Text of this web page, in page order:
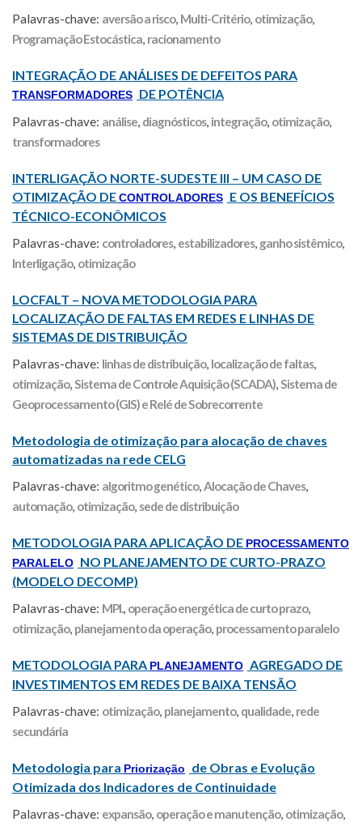
Palavras-chave: aversão a risco, Multi-Critério, otimização,
Programação Estocástica, racionamento
INTEGRAÇÃO DE ANÁLISES DE DEFEITOS PARA
TRANSFORMADORES DE POTÊNCIA
Palavras-chave: análise, diagnósticos, integração, otimização,
transformadores
INTERLIGAÇÃO NORTE-SUDESTE III – UM CASO DE
OTIMIZAÇÃO DECONTROLADORES E OS BENEFÍCIOS
TÉCNICO-ECONÔMICOS
Palavras-chave: controladores, estabilizadores, ganho sistêmico,
Interligação, otimização
LOCFALT – NOVA METODOLOGIA PARA
LOCALIZAÇÃO DE FALTAS EM REDES E LINHAS DE
SISTEMAS DE DISTRIBUIÇÃO
Palavras-chave: linhas de distribuição, localização de faltas,
otimização,Sistema de Controle Aquisição (SCADA),Sistema de
Geoprocessamento (GIS) e Relé de Sobrecorrente
Metodologia de otimização para alocação de chaves
automatizadas na rede CELG
Palavras-chave: algoritmo genético,Alocação de Chaves,
automação, otimização, sede de distribuição
METODOLOGIA PARA APLICAÇÃO DE PROCESSAMENTO
PARALELO NO PLANEJAMENTO DE CURTO-PRAZO
(MODELO DECOMP)
Palavras-chave: MPI., operação energética de curto prazo,
otimização, planejamento da operação, processamento paralelo
METODOLOGIA PARA PLANEJAMENTO AGREGADO DE
INVESTIMENTOS EM REDES DE BAIXA TENSÃO
Palavras-chave: otimização, planejamento, qualidade, rede
secundária
Metodologia para Priorização
de Obras e Evolução
Otimizada dos Indicadores de Continuidade
Palavras-chave: expansão, operação e manutenção, otimização,